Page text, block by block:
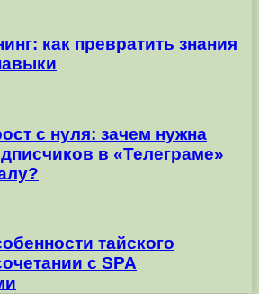
как превратить знания
с нуля: зачем нужна
в «Телеграме»
тайского
с SPA